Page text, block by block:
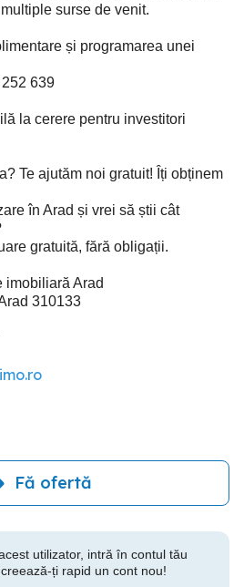
surse de venit.
și programarea unei
639
la cerere pentru investitori
Te ajutăm noi gratuit! Îți obținem
în Arad și vrei să știi cât
gratuită, fără obligații.
imobiliară Arad
310133
Fă ofertă
utilizator, intră în contul tău
ți rapid un cont nou!